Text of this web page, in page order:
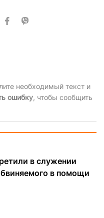
необходимый текст и
ошибку, чтобы сообщить
в служении
в помощи